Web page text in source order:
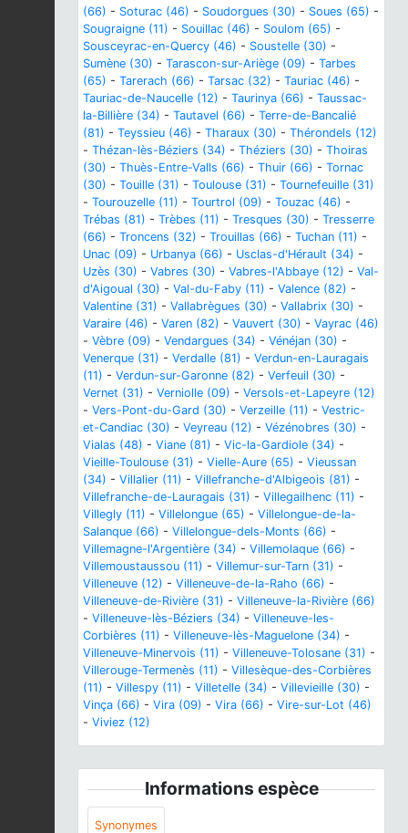
(66) - Soturac (46) - Soudorgues (30) - Soues (65) -
Sougraigne (11) - Souillac (46) - Soulom (65) -
Sousceyrac-en-Quercy (46) - Soustelle (30) -
Sumène (30) - Tarascon-sur-Ariège (09) - Tarbes
(65) - Tarerach (66) - Tarsac (32) - Tauriac (46) -
Tauriac-de-Naucelle (12) - Taurinya (66) - Taussac-
la-Billière (34) - Tautavel (66) - Terre-de-Bancalié
(81) - Teyssieu (46) - Tharaux (30) - Thérondels (12)
- Thézan-lès-Béziers (34) - Théziers (30) - Thoiras
(30) - Thuès-Entre-Valls (66) - Thuir (66) - Tornac
(30) - Touille (31) - Toulouse (31) - Tournefeuille (31)
- Tourouzelle (11) - Tourtrol (09) - Touzac (46) -
Trébas (81) - Trèbes (11) - Tresques (30) - Tresserre
(66) - Troncens (32) - Trouillas (66) - Tuchan (11) -
Unac (09) - Urbanya (66) - Usclas-d'Hérault (34) -
Uzès (30) - Vabres (30) - Vabres-l'Abbaye (12) - Val-
d'Aigoual (30) - Val-du-Faby (11) - Valence (82) -
Valentine (31) - Vallabrègues (30) - Vallabrix (30) -
Varaire (46) - Varen (82) - Vauvert (30) - Vayrac (46)
- Vèbre (09) - Vendargues (34) - Vénéjan (30) -
Venerque (31) - Verdalle (81) - Verdun-en-Lauragais
(11) - Verdun-sur-Garonne (82) - Verfeuil (30) -
Vernet (31) - Verniolle (09) - Versols-et-Lapeyre (12)
- Vers-Pont-du-Gard (30) - Verzeille (11) - Vestric-
et-Candiac (30) - Veyreau (12) - Vézénobres (30) -
Vialas (48) - Viane (81) - Vic-la-Gardiole (34) -
Vieille-Toulouse (31) - Vielle-Aure (65) - Vieussan
(34) - Villalier (11) - Villefranche-d'Albigeois (81) -
Villefranche-de-Lauragais (31) - Villegailhenc (11) -
Villegly (11) - Villelongue (65) - Villelongue-de-la-
Salanque (66) - Villelongue-dels-Monts (66) -
Villemagne-l'Argentière (34) - Villemolaque (66) -
Villemoustaussou (11) - Villemur-sur-Tarn (31) -
Villeneuve (12) - Villeneuve-de-la-Raho (66) -
Villeneuve-de-Rivière (31) - Villeneuve-la-Rivière (66)
- Villeneuve-lès-Béziers (34) - Villeneuve-les-
Corbières (11) - Villeneuve-lès-Maguelone (34) -
Villeneuve-Minervois (11) - Villeneuve-Tolosane (31) -
Villerouge-Termenès (11) - Villesèque-des-Corbières
(11) - Villespy (11) - Villetelle (34) - Villevieille (30) -
Vinça (66) - Vira (09) - Vira (66) - Vire-sur-Lot (46)
- Viviez (12)
Informations espèce
Synonymes